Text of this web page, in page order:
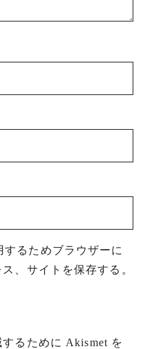
るためブラウザーに
、サイトを保存する。
るために Akismet を